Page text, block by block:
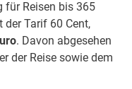
für Reisen bis 365
der Tarif 60 Cent,
. Davon abgesehen
der Reise sowie dem